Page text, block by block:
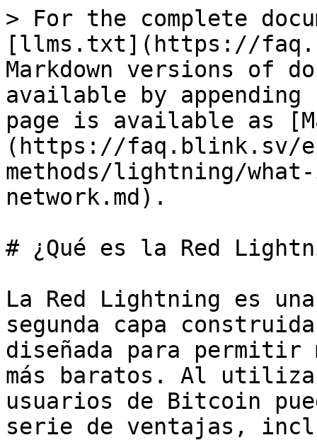
> For the complete
[llms.txt](https://
Markdown versions of
available by
page is available as
(https://faq.blink.sv/
methods/lightning/
network.md).
# ¿Qué es la Red
La Red Lightning es
segunda capa
diseñada para permitir
más baratos. Al
usuarios de Bitcoin
serie de ventajas,